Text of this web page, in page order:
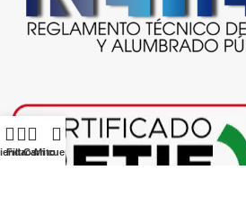
FiltrosCarrito
Mi cuenta